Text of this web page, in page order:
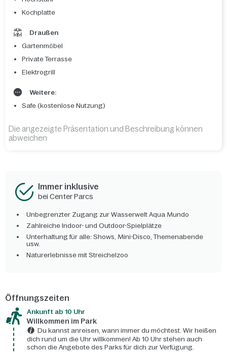
Kochplatte
Draußen
Gartenmöbel
Private Terrasse
Elektrogrill
Weitere:
Safe (kostenlose Nutzung)
Die angezeigte Präsentation und Beschreibung können
abweichen
Immer inklusive
bei Center Parcs
Unbegrenzter Zugang zur Wasserwelt Aqua Mundo
Zahlreiche Indoor- und Outdoor-Spielplätze
Unterhaltung für alle: Shows, Mini-Disco, Themenabende
usw.
Naturerlebnisse mit Streichelzoo
Öffnungszeiten
Ankunft ab 10 Uhr
Willkommen im Park
Du kannst anreisen, wann immer du möchtest. Wir heißen
dich rund um die Uhr willkommen! Ab 10 Uhr stehen auch
schon die Angebote des Parks für dich zur Verfügung.